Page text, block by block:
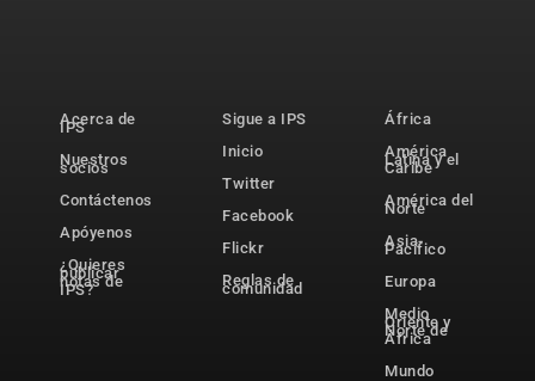
Acerca de
IPS
Nuestros
socios
Contáctenos
Apóyenos
¿Quieres
publicar
notas de
IPS?
Sigue a IPS
Inicio
Twitter
Facebook
Flickr
Reglas de
comunidad
África
América
Latina y el
Caribe
América del
Norte
Asia-
Pacífico
Europa
Medio
Oriente y
Norte de
África
Mundo